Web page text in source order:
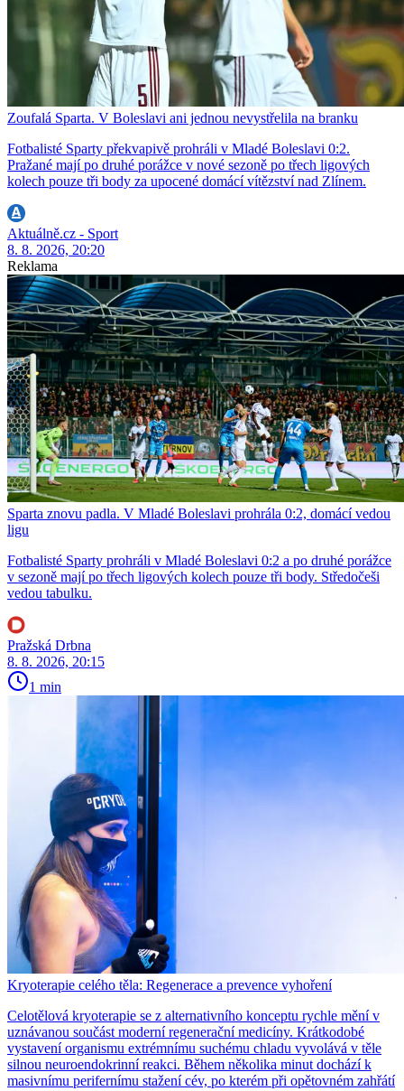
Zoufalá Sparta. V Boleslavi ani jednou nevystřelila na branku
Fotbalisté Sparty překvapivě prohráli v Mladé Boleslavi 0:2.
Pražané mají po druhé porážce v nové sezoně po třech ligových
kolech pouze tři body za upocené domácí vítězství nad Zlínem.
Aktuálně.cz - Sport
8. 8. 2026, 20:20
Reklama
Sparta znovu padla. V Mladé Boleslavi prohrála 0:2, domácí vedou
ligu
Fotbalisté Sparty prohráli v Mladé Boleslavi 0:2 a po druhé porážce
v sezoně mají po třech ligových kolech pouze tři body. Středočeši
vedou tabulku.
Pražská Drbna
8. 8. 2026, 20:15
1 min
Kryoterapie celého těla: Regenerace a prevence vyhoření
Celotělová kryoterapie se z alternativního konceptu rychle mění v
uznávanou součást moderní regenerační medicíny. Krátkodobé
vystavení organismu extrémnímu suchému chladu vyvolává v těle
silnou neuroendokrinní reakci. Během několika minut dochází k
masivnímu perifernímu stažení cév, po kterém při opětovném zahřátí